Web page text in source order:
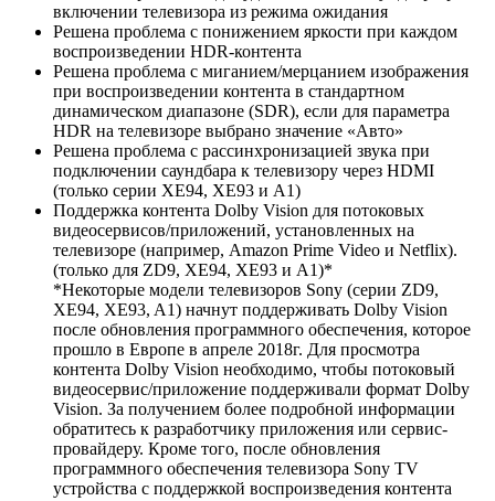
включении телевизора из режима ожидания
Решена проблема с понижением яркости при каждом
воспроизведении HDR-контента
Решена проблема с миганием/мерцанием изображения
при воспроизведении контента в стандартном
динамическом диапазоне (SDR), если для параметра
HDR на телевизоре выбрано значение «Авто»
Решена проблема с рассинхронизацией звука при
подключении саундбара к телевизору через HDMI
(только серии XE94, XE93 и A1)
Поддержка контента Dolby Vision для потоковых
видеосервисов/приложений, установленных на
телевизоре (например, Amazon Prime Video и Netflix).
(только для ZD9, XE94, XE93 и A1)*
*Некоторые модели телевизоров Sony (серии ZD9,
XE94, XE93, A1) начнут поддерживать Dolby Vision
после обновления программного обеспечения, которое
прошло в Европе в апреле 2018г. Для просмотра
контента Dolby Vision необходимо, чтобы потоковый
видеосервис/приложение поддерживали формат Dolby
Vision. За получением более подробной информации
обратитесь к разработчику приложения или сервис-
провайдеру. Кроме того, после обновления
программного обеспечения телевизора Sony TV
устройства с поддержкой воспроизведения контента